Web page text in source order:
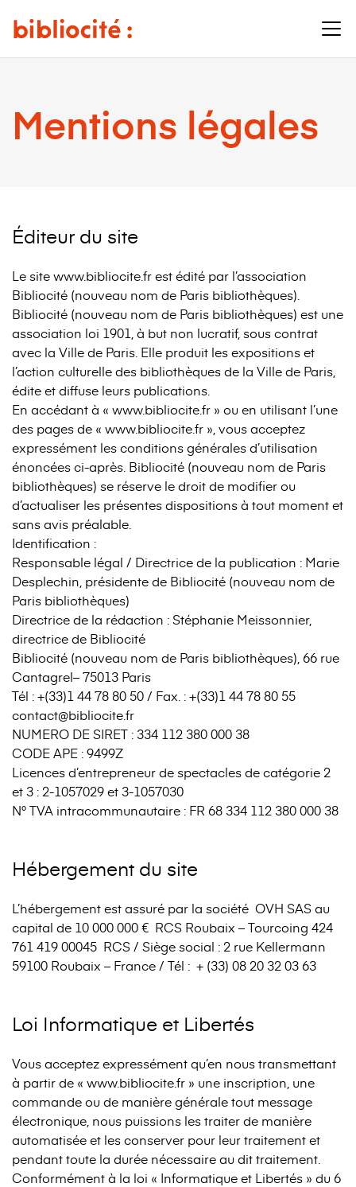
Mentions légales
Éditeur du site
Le site www.bibliocite.fr est édité par l’association
Bibliocité (nouveau nom de Paris bibliothèques).
Bibliocité (nouveau nom de Paris bibliothèques) est une
association loi 1901, à but non lucratif, sous contrat
avec la Ville de Paris. Elle produit les expositions et
l’action culturelle des bibliothèques de la Ville de Paris,
édite et diffuse leurs publications.
En accédant à « www.bibliocite.fr » ou en utilisant l’une
des pages de « www.bibliocite.fr », vous acceptez
expressément les conditions générales d’utilisation
énoncées ci-après. Bibliocité (nouveau nom de Paris
bibliothèques) se réserve le droit de modifier ou
d’actualiser les présentes dispositions à tout moment et
sans avis préalable.
Identification :
Responsable légal / Directrice de la publication : Marie
Desplechin, présidente de Bibliocité (nouveau nom de
Paris bibliothèques)
Directrice de la rédaction : Stéphanie Meissonnier,
directrice de Bibliocité
Bibliocité (nouveau nom de Paris bibliothèques), 66 rue
Cantagrel– 75013 Paris
Tél : +(33)1 44 78 80 50 / Fax. : +(33)1 44 78 80 55
contact@bibliocite.fr
NUMERO DE SIRET : 334 112 380 000 38
CODE APE : 9499Z
Licences d’entrepreneur de spectacles de catégorie 2
et 3 : 2-1057029 et 3-1057030
N° TVA intracommunautaire : FR 68 334 112 380 000 38
Hébergement du site
L’hébergement est assuré par la société OVH SAS au
capital de 10 000 000 € RCS Roubaix – Tourcoing 424
761 419 00045 RCS / Siège social : 2 rue Kellermann
59100 Roubaix – France / Tél : + (33) 08 20 32 03 63
Loi Informatique et Libertés
Vous acceptez expressément qu’en nous transmettant
à partir de « www.bibliocite.fr » une inscription, une
commande ou de manière générale tout message
électronique, nous puissions les traiter de manière
automatisée et les conserver pour leur traitement et
pendant toute la durée nécessaire au dit traitement.
Conformément à la loi « Informatique et Libertés » du 6